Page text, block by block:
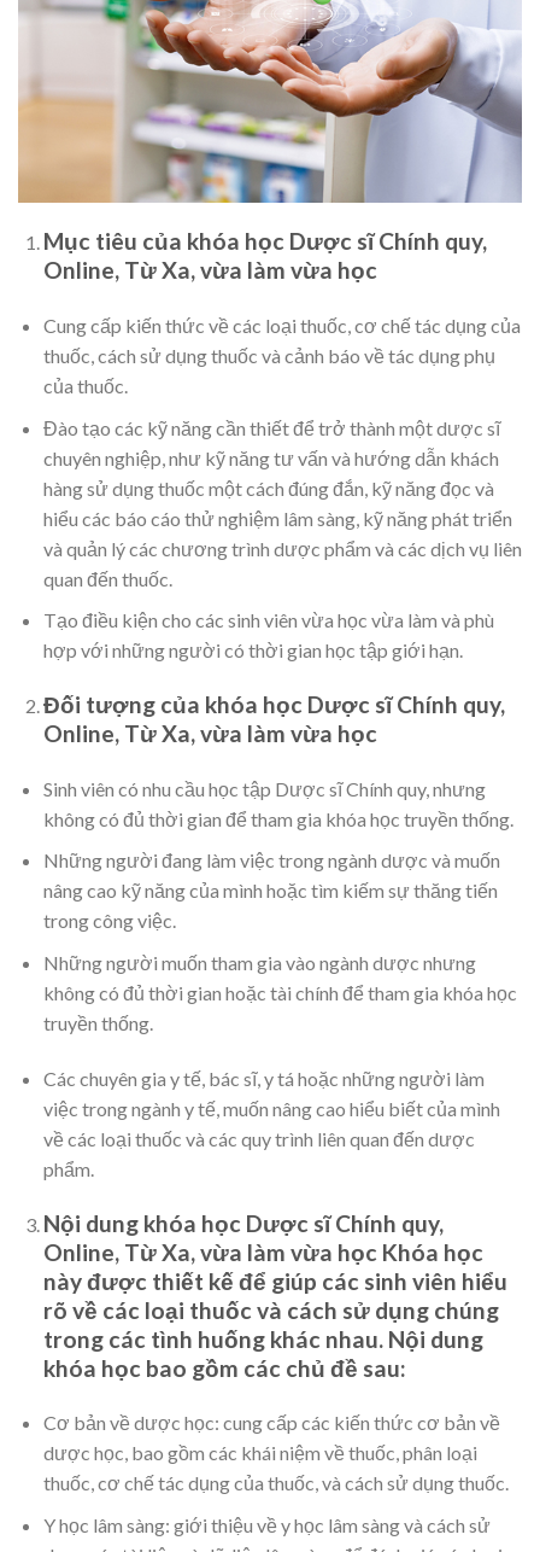
Mục tiêu của khóa học Dược sĩ Chính quy,
Online, Từ Xa, vừa làm vừa học
Cung cấp kiến thức về các loại thuốc, cơ chế tác dụng của
thuốc, cách sử dụng thuốc và cảnh báo về tác dụng phụ
của thuốc.
Đào tạo các kỹ năng cần thiết để trở thành một dược sĩ
chuyên nghiệp, như kỹ năng tư vấn và hướng dẫn khách
hàng sử dụng thuốc một cách đúng đắn, kỹ năng đọc và
hiểu các báo cáo thử nghiệm lâm sàng, kỹ năng phát triển
và quản lý các chương trình dược phẩm và các dịch vụ liên
quan đến thuốc.
Tạo điều kiện cho các sinh viên vừa học vừa làm và phù
hợp với những người có thời gian học tập giới hạn.
Đối tượng của khóa học Dược sĩ Chính quy,
Online, Từ Xa, vừa làm vừa học
Sinh viên có nhu cầu học tập Dược sĩ Chính quy, nhưng
không có đủ thời gian để tham gia khóa học truyền thống.
Những người đang làm việc trong ngành dược và muốn
nâng cao kỹ năng của mình hoặc tìm kiếm sự thăng tiến
trong công việc.
Những người muốn tham gia vào ngành dược nhưng
không có đủ thời gian hoặc tài chính để tham gia khóa học
truyền thống.
Các chuyên gia y tế, bác sĩ, y tá hoặc những người làm
việc trong ngành y tế, muốn nâng cao hiểu biết của mình
về các loại thuốc và các quy trình liên quan đến dược
phẩm.
Nội dung khóa học Dược sĩ Chính quy,
Online, Từ Xa, vừa làm vừa học Khóa học
này được thiết kế để giúp các sinh viên hiểu
rõ về các loại thuốc và cách sử dụng chúng
trong các tình huống khác nhau. Nội dung
khóa học bao gồm các chủ đề sau:
Cơ bản về dược học: cung cấp các kiến thức cơ bản về
dược học, bao gồm các khái niệm về thuốc, phân loại
thuốc, cơ chế tác dụng của thuốc, và cách sử dụng thuốc.
Y học lâm sàng: giới thiệu về y học lâm sàng và cách sử